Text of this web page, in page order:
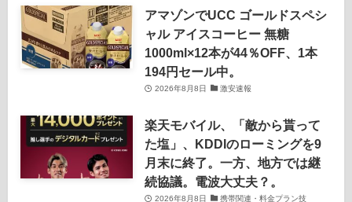
アマゾンでUCC ゴールドスペシ
ャル アイスコーヒー 無糖
1000ml×12本が44％OFF、1本
194円セール中。
2026年8月8日 激安速報
楽天モバイル、「敵から貰って
た塩」、KDDIのローミングを9
月末に終了。一方、地方では継
続協議。電波大丈夫？。
2026年8月8日 携帯関連・料金プラン技